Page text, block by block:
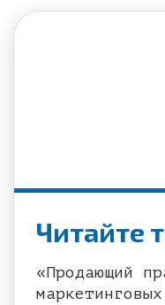
Читайте
«Продающий